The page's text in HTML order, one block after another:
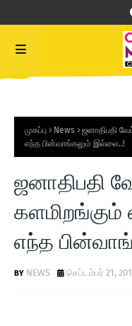
முகப்பு News
ஜனாதிபதி
எந்த பின்வாங்கலும் இல்லை..!
ஜனாதிபதி
களமிறங்கும்
எந்த
NEWS செப்டம்பர் 21,